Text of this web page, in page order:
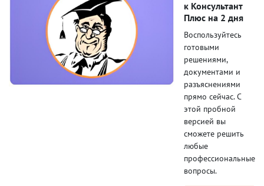
к Консультант
Плюс на 2 дня
Воспользуйтесь
готовыми
решениями,
документами и
разъяснениями
прямо сейчас. С
этой пробной
версией вы
сможете решить
любые
профессиональные
вопросы.